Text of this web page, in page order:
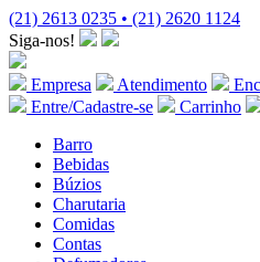
(21) 2613 0235 • (21) 2620 1124
Siga-nos!
Empresa Atendimento
Entre/Cadastre-se
Carrinho
Barro
Bebidas
Búzios
Charutaria
Comidas
Contas